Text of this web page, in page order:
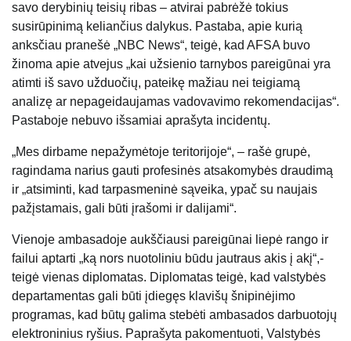
savo derybinių teisių ribas – atvirai pabrėžė tokius
susirūpinimą keliančius dalykus. Pastaba, apie kurią
anksčiau pranešė „NBC News“, teigė, kad AFSA buvo
žinoma apie atvejus „kai užsienio tarnybos pareigūnai yra
atimti iš savo užduočių, pateikę mažiau nei teigiamą
analizę ar nepageidaujamas vadovavimo rekomendacijas“.
Pastaboje nebuvo išsamiai aprašyta incidentų.
„Mes dirbame nepažymėtoje teritorijoje“, – rašė grupė,
ragindama narius gauti profesinės atsakomybės draudimą
ir „atsiminti, kad tarpasmeninė sąveika, ypač su naujais
pažįstamais, gali būti įrašomi ir dalijami“.
Vienoje ambasadoje aukščiausi pareigūnai liepė rango ir
failui aptarti „ką nors nuotoliniu būdu jautraus akis į akį“,-
teigė vienas diplomatas. Diplomatas teigė, kad valstybės
departamentas gali būti įdiegęs klavišų šnipinėjimo
programas, kad būtų galima stebėti ambasados ​​darbuotojų
elektroninius ryšius. Paprašyta pakomentuoti, Valstybės